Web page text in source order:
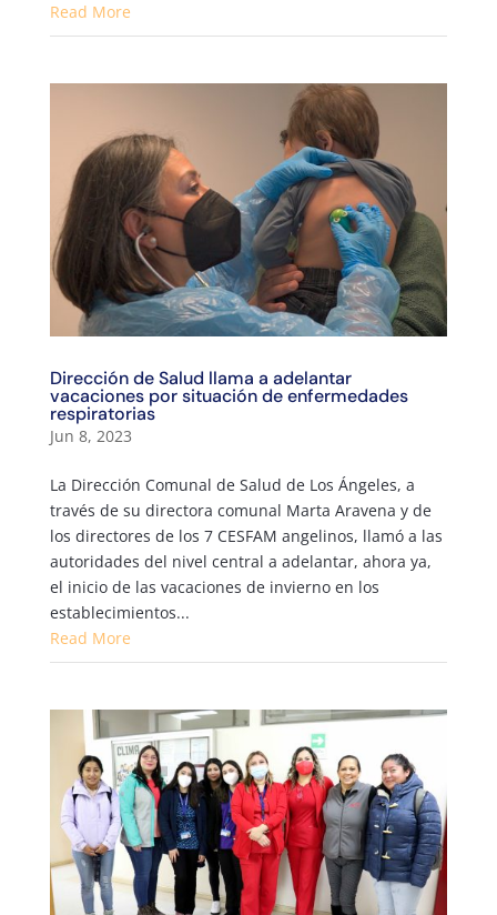
Read More
Dirección de Salud llama a adelantar
vacaciones por situación de enfermedades
respiratorias
Jun 8, 2023
La Dirección Comunal de Salud de Los Ángeles, a
través de su directora comunal Marta Aravena y de
los directores de los 7 CESFAM angelinos, llamó a las
autoridades del nivel central a adelantar, ahora ya,
el inicio de las vacaciones de invierno en los
establecimientos...
Read More